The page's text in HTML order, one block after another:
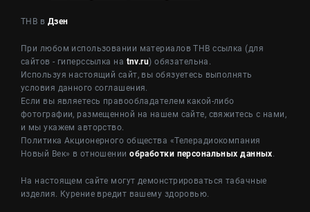
ТНВ в Дзен
При любом использовании материалов ТНВ ссылка (для
сайтов - гиперссылка на tnv.ru) обязательна.
Используя настоящий сайт, вы обязуетесь выполнять
условия данного соглашения.
Если вы являетесь правообладателем какой-либо
фотографии, размещенной на нашем сайте, свяжитесь с нами,
и мы укажем авторство.
Политика Акционерного общества «Телерадиокомпания
Новый Век» в отношенииобработки персональных данных.
На настоящем сайте могут демонстрироваться табачные
изделия. Курение вредит вашему здоровью.